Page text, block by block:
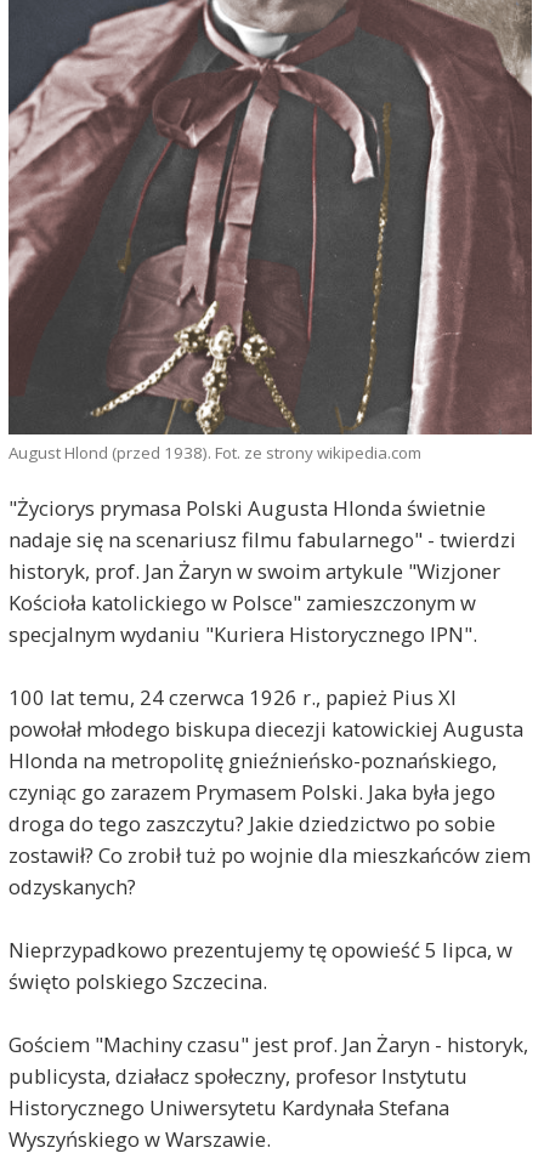
August Hlond (przed 1938). Fot. ze strony wikipedia.com
"Życiorys prymasa Polski Augusta Hlonda świetnie
nadaje się na scenariusz filmu fabularnego" - twierdzi
historyk, prof. Jan Żaryn w swoim artykule "Wizjoner
Kościoła katolickiego w Polsce" zamieszczonym w
specjalnym wydaniu "Kuriera Historycznego IPN".
100 lat temu, 24 czerwca 1926 r., papież Pius XI
powołał młodego biskupa diecezji katowickiej Augusta
Hlonda na metropolitę gnieźnieńsko-poznańskiego,
czyniąc go zarazem Prymasem Polski. Jaka była jego
droga do tego zaszczytu? Jakie dziedzictwo po sobie
zostawił? Co zrobił tuż po wojnie dla mieszkańców ziem
odzyskanych?
Nieprzypadkowo prezentujemy tę opowieść 5 lipca, w
święto polskiego Szczecina.
Gościem "Machiny czasu" jest prof. Jan Żaryn - historyk,
publicysta, działacz społeczny, profesor Instytutu
Historycznego Uniwersytetu Kardynała Stefana
Wyszyńskiego w Warszawie.